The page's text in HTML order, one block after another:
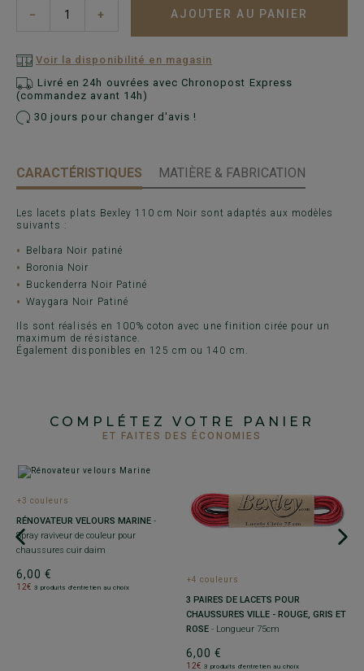
− + AJOUTER AU PANIER
Voir la disponibilité en magasin
Livré en 24h ouvrées avec Chronopost Express
(commandez avant 14h)
30 jours pour changer d'avis !
CARACTÉRISTIQUES MATIÈRE & FABRICATION
Les lacets plats Bexley 110 cm Noir sont adaptés aux modèles
suivants :
Belbara Noir patiné
Boronia Noir
Buckenderra Noir Patiné
Waygara Noir Patiné
Ils sont réalisés en 100% coton avec une finition cirée pour un
maximum de résistance.
Également disponibles en 125 cm ou 140 cm.
COMPLÉTEZ VOTRE PANIER
ET FAITES DES ÉCONOMIES
+3 couleurs
RÉNOVATEUR VELOURS MARINE -
Spray raviveur de couleur pour
chaussures cuir daim
6,00 €
12€ 3 produits d'entretien au choix
+4 couleurs
3 PAIRES DE LACETS POUR
CHAUSSURES VILLE - ROUGE, GRIS ET
ROSE - Longueur 75cm
6,00 €
12€ 3 produits d'entretien au choix